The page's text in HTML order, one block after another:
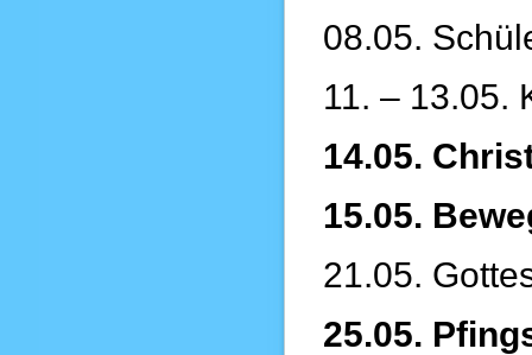
08.05.
11. – 13.05.
14.05.
15.05.
21.05.
25.05.